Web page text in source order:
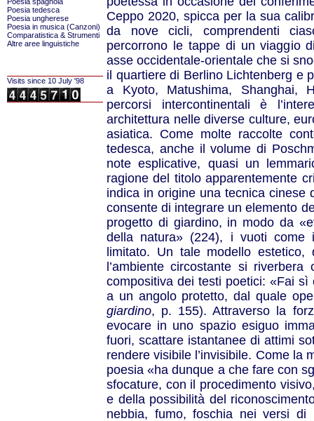
Poesia tedesca
Poesia ungherese
Poesia in musica (Canzoni)
Comparatistica & Strumenti
Altre aree linguistiche
Visits since 10 July '98
Ceppo 2020, spicca per la sua
da nove cicli, comprendenti
percorrono le tappe di un viaggio
asse occidentale-orientale che si
il quartiere di Berlino Lichtenberg e
a Kyoto, Matushima, Shanghai,
percorsi intercontinentali è
architettura nelle diverse culture,
asiatica. Come molte raccolte
tedesca, anche il volume di
note esplicative, quasi un
ragione del titolo apparentemente
indica in origine una tecnica cinese
consente di integrare un elemento
progetto di giardino, in modo da
della natura» (224), i vuoti
limitato. Un tale modello
l’ambiente circostante si
compositiva dei testi poetici: «Fai
a un angolo protetto, dal quale
giardino, p. 155). Attraverso la
evocare in uno spazio esiguo
fuori, scattare istantanee di attimi
rendere visibile l’invisibile. Come la
poesia «ha dunque a che fare con
sfocature, con il procedimento
e della possibilità del
nebbia, fumo, foschia nei versi di